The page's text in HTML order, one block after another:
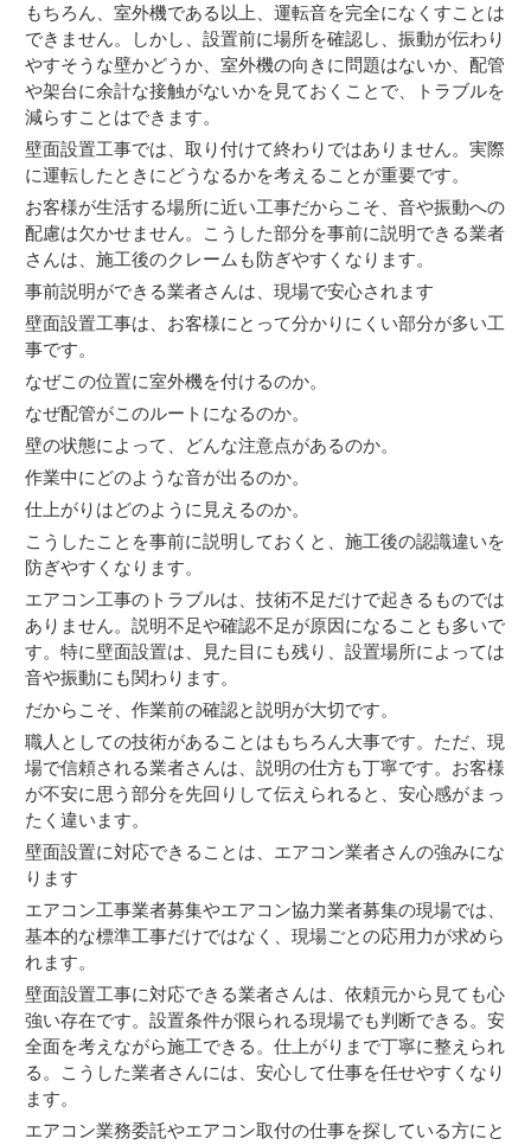
もちろん、室外機である以上、運転音を完全になくすことは
できません。しかし、設置前に場所を確認し、振動が伝わり
やすそうな壁かどうか、室外機の向きに問題はないか、配管
や架台に余計な接触がないかを見ておくことで、トラブルを
減らすことはできます。
壁面設置工事では、取り付けて終わりではありません。実際
に運転したときにどうなるかを考えることが重要です。
お客様が生活する場所に近い工事だからこそ、音や振動への
配慮は欠かせません。こうした部分を事前に説明できる業者
さんは、施工後のクレームも防ぎやすくなります。
事前説明ができる業者さんは、現場で安心されます
壁面設置工事は、お客様にとって分かりにくい部分が多い工
事です。
なぜこの位置に室外機を付けるのか。
なぜ配管がこのルートになるのか。
壁の状態によって、どんな注意点があるのか。
作業中にどのような音が出るのか。
仕上がりはどのように見えるのか。
こうしたことを事前に説明しておくと、施工後の認識違いを
防ぎやすくなります。
エアコン工事のトラブルは、技術不足だけで起きるものでは
ありません。説明不足や確認不足が原因になることも多いで
す。特に壁面設置は、見た目にも残り、設置場所によっては
音や振動にも関わります。
だからこそ、作業前の確認と説明が大切です。
職人としての技術があることはもちろん大事です。ただ、現
場で信頼される業者さんは、説明の仕方も丁寧です。お客様
が不安に思う部分を先回りして伝えられると、安心感がまっ
たく違います。
壁面設置に対応できることは、エアコン業者さんの強みにな
ります
エアコン工事業者募集やエアコン協力業者募集の現場では、
基本的な標準工事だけではなく、現場ごとの応用力が求めら
れます。
壁面設置工事に対応できる業者さんは、依頼元から見ても心
強い存在です。設置条件が限られる現場でも判断できる。安
全面を考えながら施工できる。仕上がりまで丁寧に整えられ
る。こうした業者さんには、安心して仕事を任せやすくなり
ます。
エアコン業務委託やエアコン取付の仕事を探している方にと